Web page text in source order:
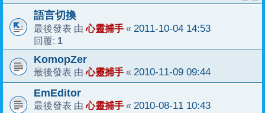
語言切換
最後發表 由心靈捕手 « 2011-10-04 14:53
回覆: 1
KomopZer
最後發表 由心靈捕手 « 2010-11-09 09:44
EmEditor
最後發表 由心靈捕手 « 2010-08-11 10:43